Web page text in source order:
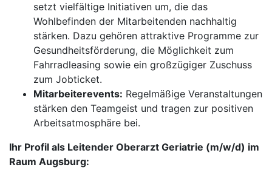
setzt vielfältige Initiativen um, die das
Wohlbefinden der Mitarbeitenden nachhaltig
stärken. Dazu gehören attraktive Programme zur
Gesundheitsförderung, die Möglichkeit zum
Fahrradleasing sowie ein großzügiger Zuschuss
zum Jobticket.
Mitarbeiterevents: Regelmäßige Veranstaltungen
stärken den Teamgeist und tragen zur positiven
Arbeitsatmosphäre bei.
Ihr Profil als Leitender Oberarzt Geriatrie (m/w/d) im
Raum Augsburg: